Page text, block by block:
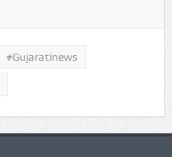
#gujaratinews